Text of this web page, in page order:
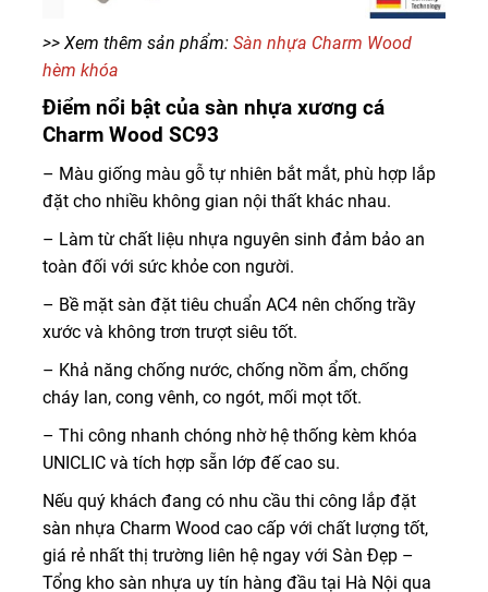
>> Xem thêm sản phẩm: Sàn nhựa Charm Wood
hèm khóa
Điểm nổi bật của sàn nhựa xương cá
Charm Wood SC93
– Màu giống màu gỗ tự nhiên bắt mắt, phù hợp lắp
đặt cho nhiều không gian nội thất khác nhau.
– Làm từ chất liệu nhựa nguyên sinh đảm bảo an
toàn đối với sức khỏe con người.
– Bề mặt sàn đặt tiêu chuẩn AC4 nên chống trầy
xước và không trơn trượt siêu tốt.
– Khả năng chống nước, chống nồm ẩm, chống
cháy lan, cong vênh, co ngót, mối mọt tốt.
– Thi công nhanh chóng nhờ hệ thống kèm khóa
UNICLIC và tích hợp sẵn lớp đế cao su.
Nếu quý khách đang có nhu cầu thi công lắp đặt
sàn nhựa Charm Wood cao cấp với chất lượng tốt,
giá rẻ nhất thị trường liên hệ ngay với Sàn Đẹp –
Tổng kho sàn nhựa uy tín hàng đầu tại Hà Nội qua